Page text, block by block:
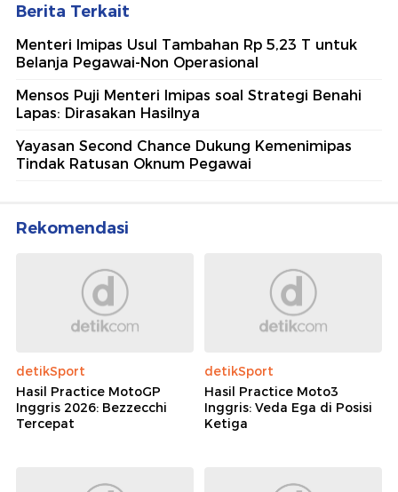
Berita Terkait
Menteri Imipas Usul Tambahan Rp 5,23 T untuk
Belanja Pegawai-Non Operasional
Mensos Puji Menteri Imipas soal Strategi Benahi
Lapas: Dirasakan Hasilnya
Yayasan Second Chance Dukung Kemenimipas
Tindak Ratusan Oknum Pegawai
Rekomendasi
detikSport
Hasil Practice MotoGP
Inggris 2026: Bezzecchi
Tercepat
detikSport
Hasil Practice Moto3
Inggris: Veda Ega di Posisi
Ketiga